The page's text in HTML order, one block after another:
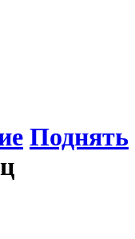
Поднять